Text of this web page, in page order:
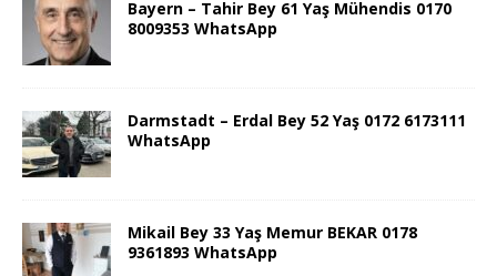
Bayern – Tahir Bey 61 Yaş Mühendis 0170
8009353 WhatsApp
Darmstadt – Erdal Bey 52 Yaş 0172 6173111
WhatsApp
Mikail Bey 33 Yaş Memur BEKAR 0178
9361893 WhatsApp